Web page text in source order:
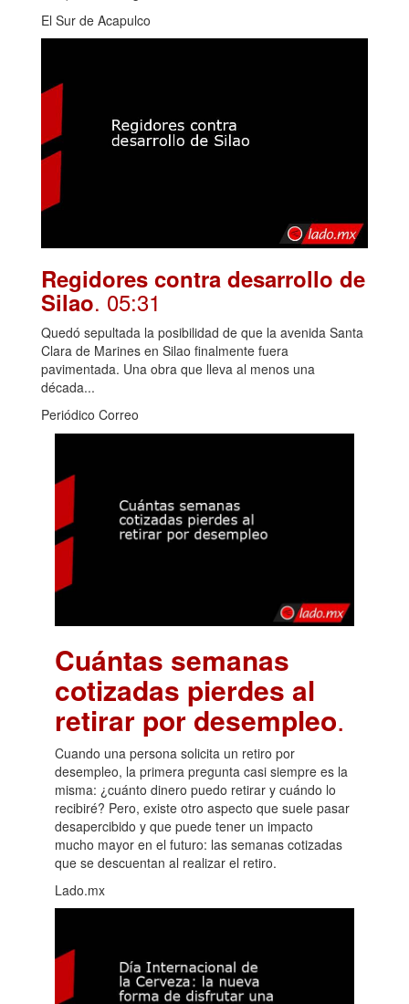
El Sur de Acapulco
Regidores contra desarrollo de
Silao. 05:31
Quedó sepultada la posibilidad de que la avenida Santa
Clara de Marines en Silao finalmente fuera
pavimentada. Una obra que lleva al menos una
década...
Periódico Correo
Cuántas semanas
cotizadas pierdes al
retirar por desempleo.
Cuando una persona solicita un retiro por
desempleo, la primera pregunta casi siempre es la
misma: ¿cuánto dinero puedo retirar y cuándo lo
recibiré? Pero, existe otro aspecto que suele pasar
desapercibido y que puede tener un impacto
mucho mayor en el futuro: las semanas cotizadas
que se descuentan al realizar el retiro.
Lado.mx